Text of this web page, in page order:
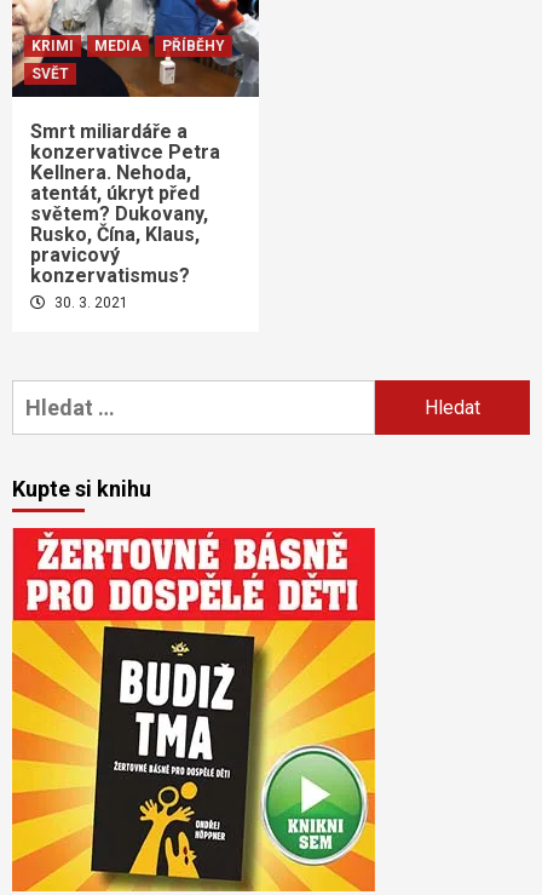
KRIMI MEDIA
PŘÍBĚHY
SVĚT
Smrt miliardáře a
konzervativce Petra
Kellnera. Nehoda,
atentát, úkryt před
světem? Dukovany,
Rusko, Čína, Klaus,
pravicový
konzervatismus?
30. 3. 2021
Vyhledávání
Kupte si knihu